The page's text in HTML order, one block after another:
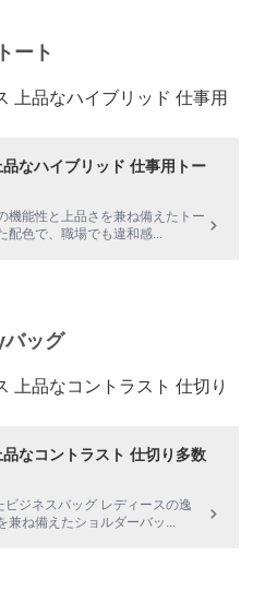
ート
なハイブリッド 仕事用トー
機能性と上品さを兼ね備えたトー
配色で、職場でも違和感...
バッグ
なコントラスト 仕切り多数
ジネスバッグ レディースの逸
兼ね備えたショルダーバッ ...